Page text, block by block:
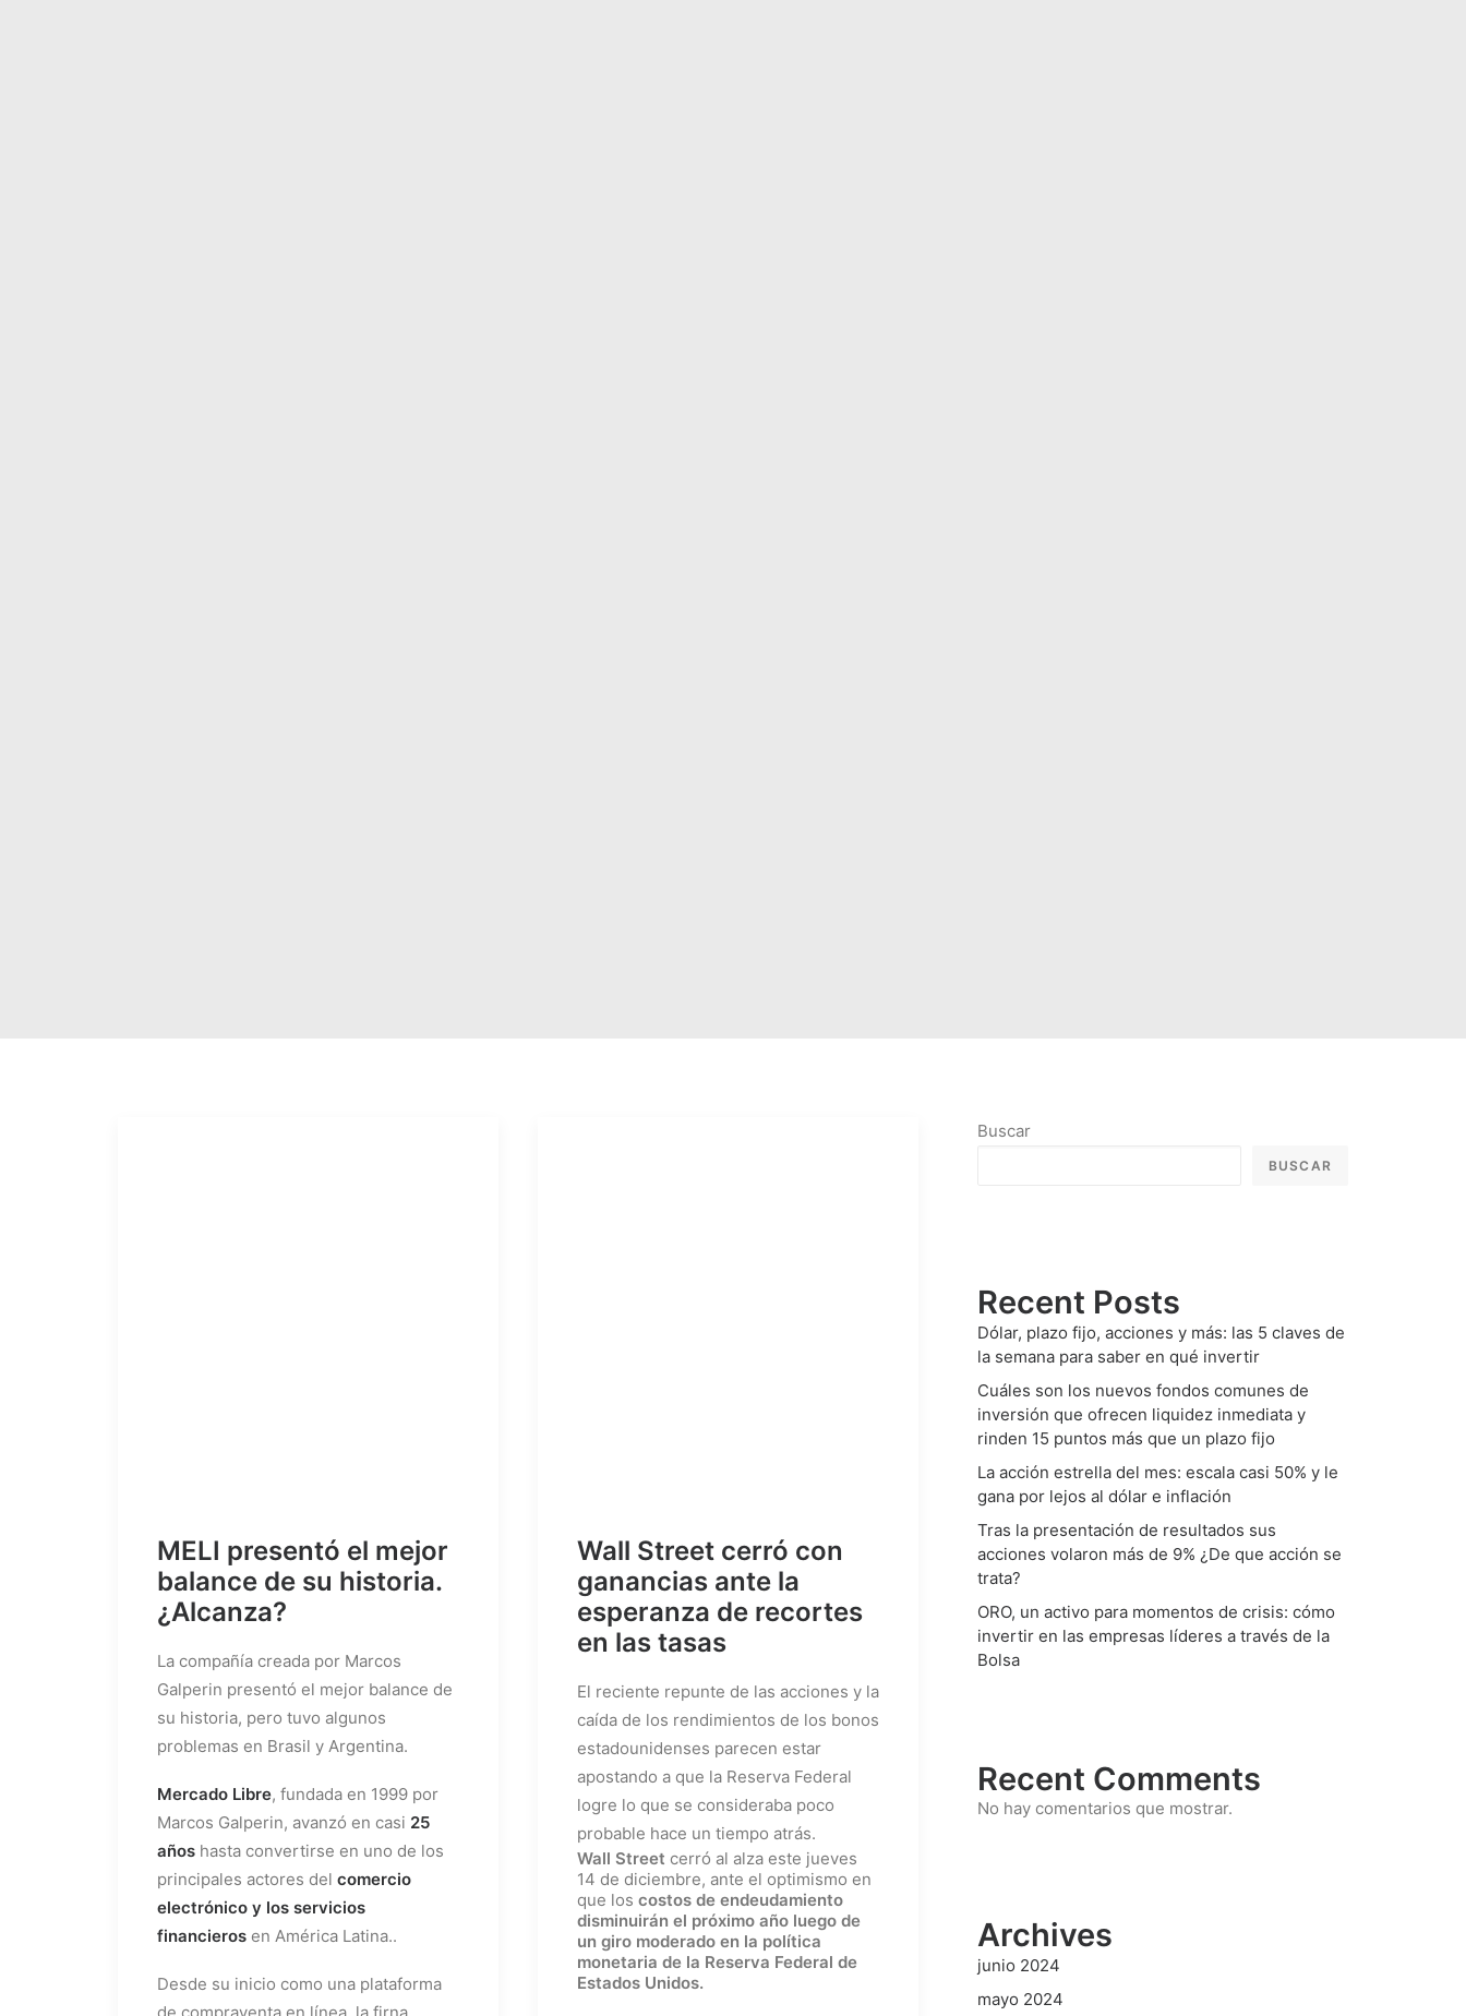
MELI presentó el mejor
balance de su historia.
¿Alcanza?
La compañía creada por Marcos
Galperin presentó el mejor balance de
su historia, pero tuvo algunos
problemas en Brasil y Argentina.
Mercado Libre, fundada en 1999 por
Marcos Galperin, avanzó en casi 25
años hasta convertirse en uno de los
principales actores del comercio
electrónico y los servicios
financieros en América Latina..
Desde su inicio como una plataforma
Wall Street cerró con
ganancias ante la
esperanza de recortes
en las tasas
El reciente repunte de las acciones y la
caída de los rendimientos de los bonos
estadounidenses parecen estar
apostando a que la Reserva Federal
logre lo que se consideraba poco
probable hace un tiempo atrás.
Wall Street cerró al alza este jueves
14 de diciembre, ante el optimismo en
que los costos de endeudamiento
disminuirán el próximo año luego de
un giro moderado en la política
monetaria de la Reserva Federal de
Estados Unidos.
Buscar
BUSCAR
Recent Posts
Dólar, plazo fijo, acciones y más: las 5 claves de
la semana para saber en qué invertir
Cuáles son los nuevos fondos comunes de
inversión que ofrecen liquidez inmediata y
rinden 15 puntos más que un plazo fijo
La acción estrella del mes: escala casi 50% y le
gana por lejos al dólar e inflación
Tras la presentación de resultados sus
acciones volaron más de 9% ¿De que acción se
trata?
ORO, un activo para momentos de crisis: cómo
invertir en las empresas líderes a través de la
Bolsa
Recent Comments
No hay comentarios que mostrar.
Archives
junio 2024
mayo 2024